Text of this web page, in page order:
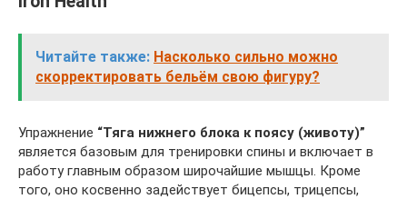
Читайте также: Насколько сильно можно
скорректировать бельём свою фигуру?
Упражнение “Тяга нижнего блока к поясу (животу)”
является базовым для тренировки спины и включает в
работу главным образом широчайшие мышцы. Кроме
того, оно косвенно задействует бицепсы, трицепсы,